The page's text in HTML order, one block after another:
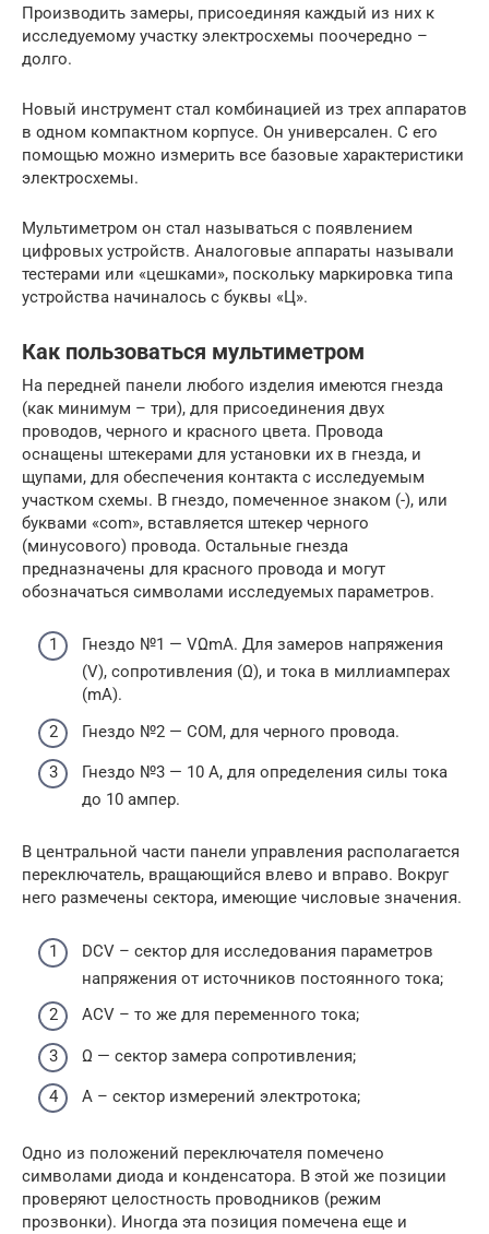
Производить замеры, присоединяя каждый из них к
исследуемому участку электросхемы поочередно –
долго.
Новый инструмент стал комбинацией из трех аппаратов
в одном компактном корпусе. Он универсален. С его
помощью можно измерить все базовые характеристики
электросхемы.
Мультиметром он стал называться с появлением
цифровых устройств. Аналоговые аппараты называли
тестерами или «цешками», поскольку маркировка типа
устройства начиналось с буквы «Ц».
Как пользоваться мультиметром
На передней панели любого изделия имеются гнезда
(как минимум – три), для присоединения двух
проводов, черного и красного цвета. Провода
оснащены штекерами для установки их в гнезда, и
щупами, для обеспечения контакта с исследуемым
участком схемы. В гнездо, помеченное знаком (-), или
буквами «com», вставляется штекер черного
(минусового) провода. Остальные гнезда
предназначены для красного провода и могут
обозначаться символами исследуемых параметров.
Гнездо №1 — VΩmA. Для замеров напряжения
(V), сопротивления (Ω), и тока в миллиамперах
(mA).
Гнездо №2 — COM, для черного провода.
Гнездо №3 — 10 А, для определения силы тока
до 10 ампер.
В центральной части панели управления располагается
переключатель, вращающийся влево и вправо. Вокруг
него размечены сектора, имеющие числовые значения.
DCV – cектор для исследования параметров
напряжения от источников постоянного тока;
ACV – то же для переменного тока;
Ω — сектор замера сопротивления;
А – сектор измерений электротока;
Одно из положений переключателя помечено
символами диода и конденсатора. В этой же позиции
проверяют целостность проводников (режим
прозвонки). Иногда эта позиция помечена еще и